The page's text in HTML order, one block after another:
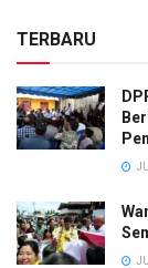
TERBARU